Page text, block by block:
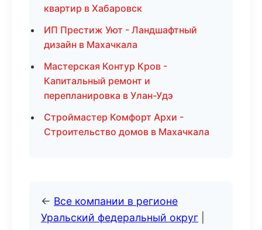
квартир в Хабаровск
ИП Престиж Уют - Ландшафтный
дизайн в Махачкала
Мастерская Контур Кров -
Капитальный ремонт и
перепланировка в Улан-Удэ
Строймастер Комфорт Архи -
Строительство домов в Махачкала
← Все компании в регионе
Уральский федеральный округ